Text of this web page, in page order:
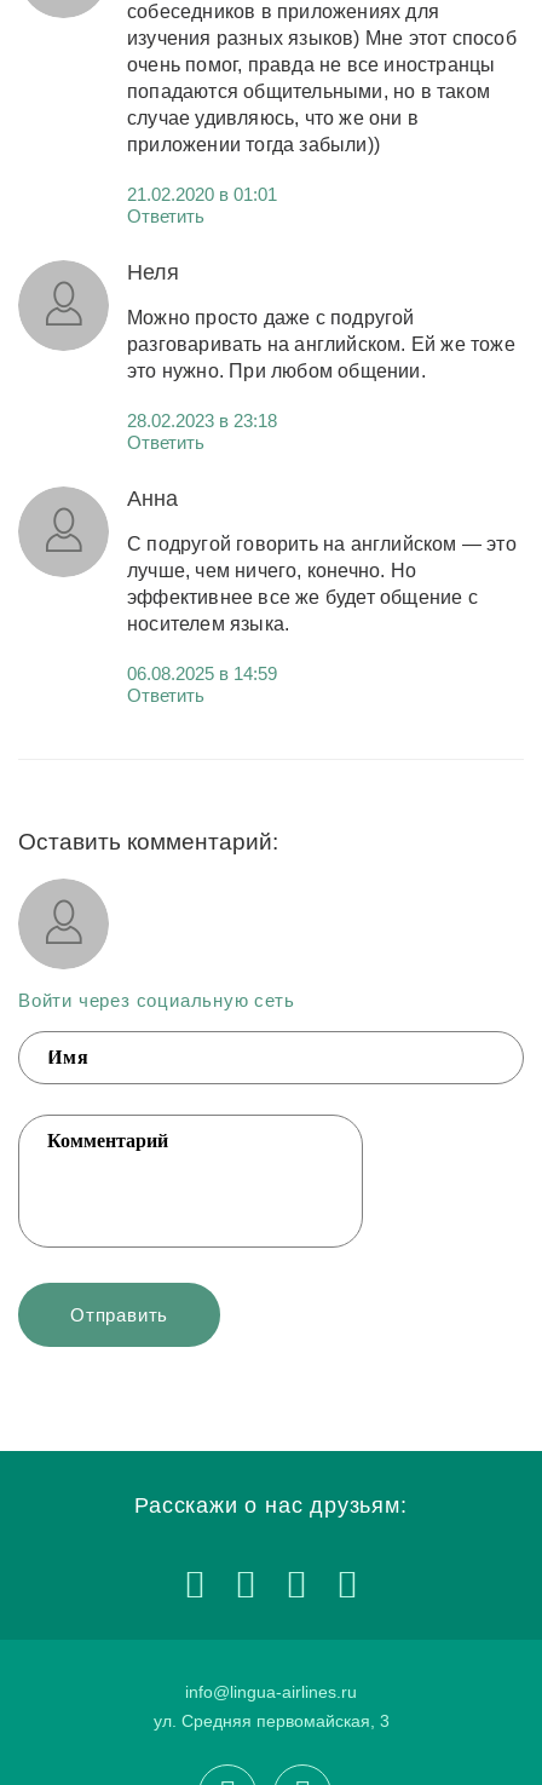
собеседников в приложениях для
изучения разных языков) Мне этот способ
очень помог, правда не все иностранцы
попадаются общительными, но в таком
случае удивляюсь, что же они в
приложении тогда забыли))
21.02.2020 в 01:01
Ответить
Неля
Можно просто даже с подругой
разговаривать на английском. Ей же тоже
это нужно. При любом общении.
28.02.2023 в 23:18
Ответить
Анна
С подругой говорить на английском — это
лучше, чем ничего, конечно. Но
эффективнее все же будет общение с
носителем языка.
06.08.2025 в 14:59
Ответить
Оставить комментарий:
Войти через социальную сеть
Расскажи о нас друзьям:
info@lingua-airlines.ru
ул. Средняя первомайская, 3